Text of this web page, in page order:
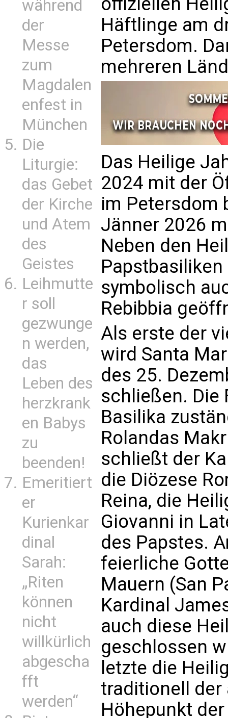
während
der
Messe
zum
Magdalen
enfest in
München
Die
Liturgie:
das Gebet
der Kirche
und Atem
des
Geistes
Leihmutte
r soll
gezwunge
n werden,
das
Leben des
herzkrank
en Babys
zu
beenden!
Emeritiert
er
Kurienkar
dinal
Sarah:
„Riten
können
nicht
willkürlich
abgescha
fft
werden“
Häftlinge am
Petersdom.
mehreren
Das Heilige
2024 mit der
im Petersdom
Jänner 2026
Neben den
symbolisch
Rebibbia
Als erste der
wird Santa
des 25.
schließen. Die
Basilika
Rolandas
schließt der
die Diözese
Reina, die
Giovanni in
des Papstes.
feierliche
Mauern (San
Kardinal
auch diese
geschlossen
letzte die
traditionell der
Höhepunkt